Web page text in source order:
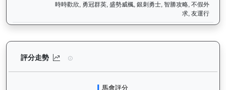
時時歡欣, 勇冠群英, 盛勢威楓, 銀刺勇士, 智勝攻略, 不假外
求, 友運行
評分走勢 歡樂飛駒（J496）— 評分走勢圖表：追蹤香港